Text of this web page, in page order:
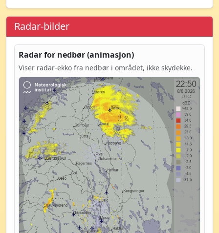
Radar-bilder
Radar for nedbør (animasjon)
Viser radar-ekko fra nedbør i området, ikke skydekke.